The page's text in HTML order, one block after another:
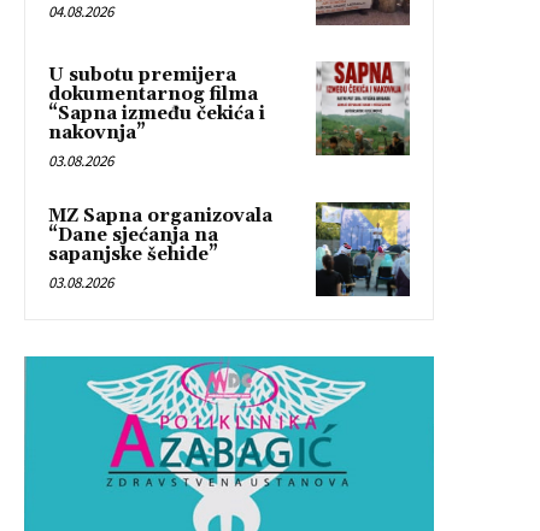
04.08.2026
U subotu premijera
dokumentarnog filma
“Sapna između čekića i
nakovnja”
03.08.2026
MZ Sapna organizovala
“Dane sjećanja na
sapanjske šehide”
03.08.2026